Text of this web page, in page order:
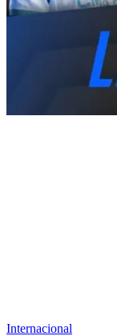
Internacional